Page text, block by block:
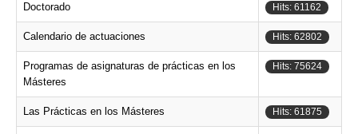
Doctorado Hits: 61162
Calendario de actuaciones Hits: 62802
Programas de asignaturas de prácticas en los
Másteres
Hits: 75624
Las Prácticas en los Másteres Hits: 61875